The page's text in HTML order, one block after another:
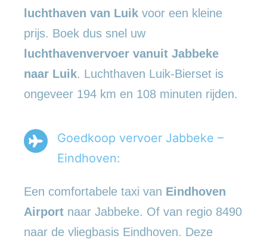
luchthaven van Luik voor een kleine
prijs. Boek dus snel uw
luchthavenvervoer vanuit Jabbeke
naar Luik. Luchthaven Luik-Bierset is
ongeveer 194 km en 108 minuten rijden.
Goedkoop vervoer Jabbeke –
Eindhoven:
Een comfortabele taxi van Eindhoven
Airport naar Jabbeke. Of van regio 8490
naar de vliegbasis Eindhoven. Deze